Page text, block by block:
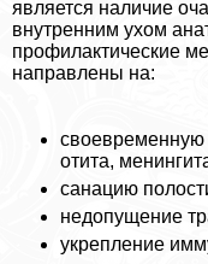
является наличие
внутренним ухом
профилактические
направлены на:
своевременную
отита,
санацию
недопущение
укрепление